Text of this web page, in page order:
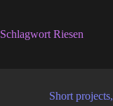
Schlagwort Riesen
Short projects,